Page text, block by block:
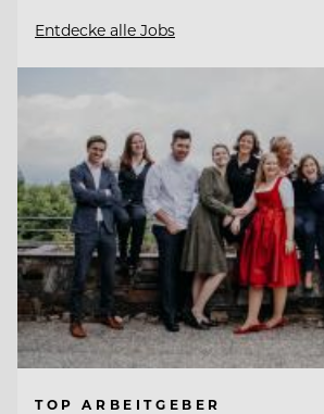
Entdecke alle Jobs
TOP ARBEITGEBER